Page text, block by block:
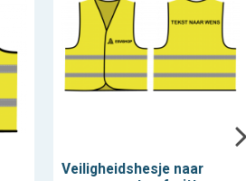
Veiligheidshesje naar